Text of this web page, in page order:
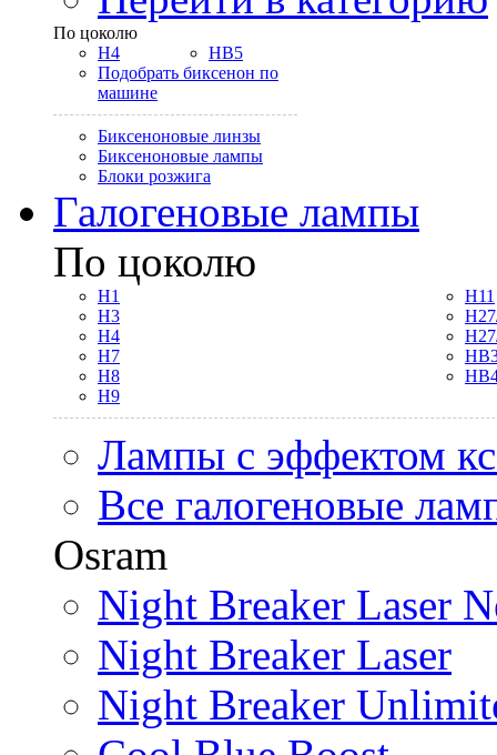
По цоколю
H4
HB5
Подобрать биксенон по
машине
Биксеноновые линзы
Биксеноновые лампы
Блоки розжига
Галогеновые лампы
По цоколю
H1
H3
H4
H7
H8
H9
H11
Лампы с эффектом
Все галогеновые
Osram
Night Breaker Laser
Night Breaker Laser
Night Breaker